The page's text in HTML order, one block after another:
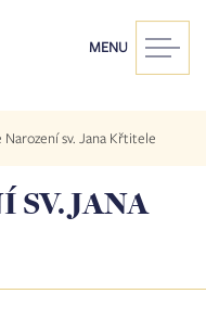
MENU
Narození sv. Jana Křtitele
SV. JANA